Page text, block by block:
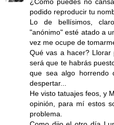
podido reproducir tu
Lo de bellísimos,
"anónimo" esté atado a
vez me ocupe de
Qué vas a hacer? Llorar
será que te habrás
que sea algo horrendo
despertar...
He visto tatuajes feos, y
opinión, para mí estos
problema.